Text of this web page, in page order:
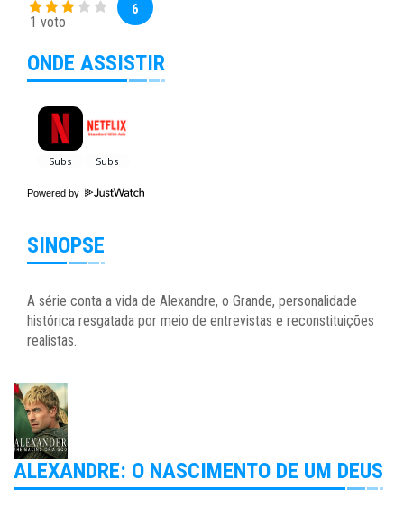
1 voto
6
ONDE ASSISTIR
Powered by
SINOPSE
A série conta a vida de Alexandre, o Grande, personalidade
histórica resgatada por meio de entrevistas e reconstituições
realistas.
ALEXANDRE: O NASCIMENTO DE UM DEUS